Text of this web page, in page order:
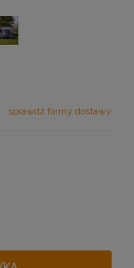
płatności
sprawdź formy dostawy